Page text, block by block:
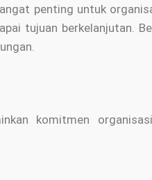
penting untuk
tujuan berkelanjutan.
komitmen